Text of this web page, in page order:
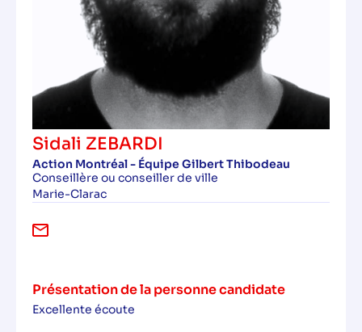
Sidali ZEBARDI
Action Montréal - Équipe Gilbert Thibodeau
Conseillère ou conseiller de ville
Marie-Clarac
Présentation de la personne candidate
Excellente écoute